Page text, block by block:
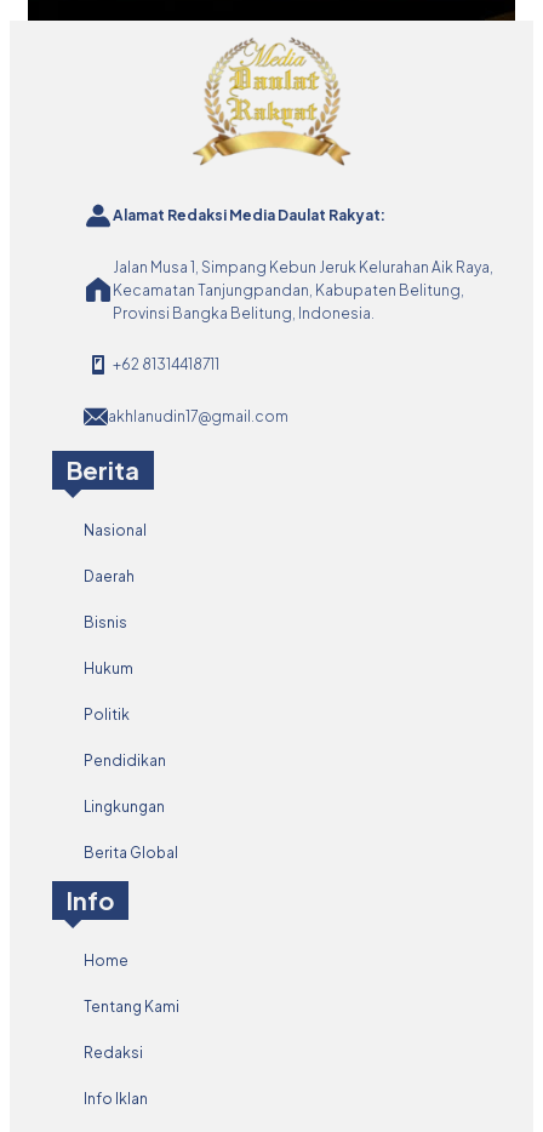
Alamat Redaksi Media Daulat Rakyat:
Jalan Musa 1, Simpang Kebun Jeruk Kelurahan Aik Raya,
Kecamatan Tanjungpandan, Kabupaten Belitung,
Provinsi Bangka Belitung, Indonesia.
+62 81314418711
akhlanudin17@gmail.com
Berita
Nasional
Daerah
Bisnis
Hukum
Politik
Pendidikan
Lingkungan
Berita Global
Info
Home
Tentang Kami
Redaksi
Info Iklan